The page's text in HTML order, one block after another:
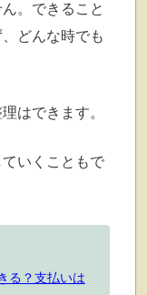
。できること
どんな時でも
はできます。
いくこともで
る？支払いは